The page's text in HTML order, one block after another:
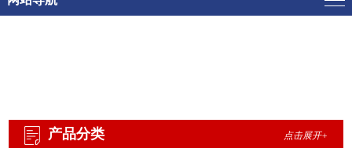
产品分类 点击展开+